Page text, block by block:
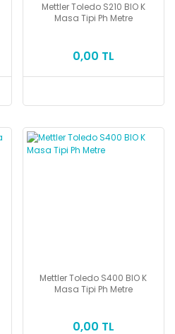
Mettler Toledo S210 BIO K
Masa Tipi Ph Metre
0,00 TL
Mettler Toledo S400 BIO K
Masa Tipi Ph Metre
0,00 TL